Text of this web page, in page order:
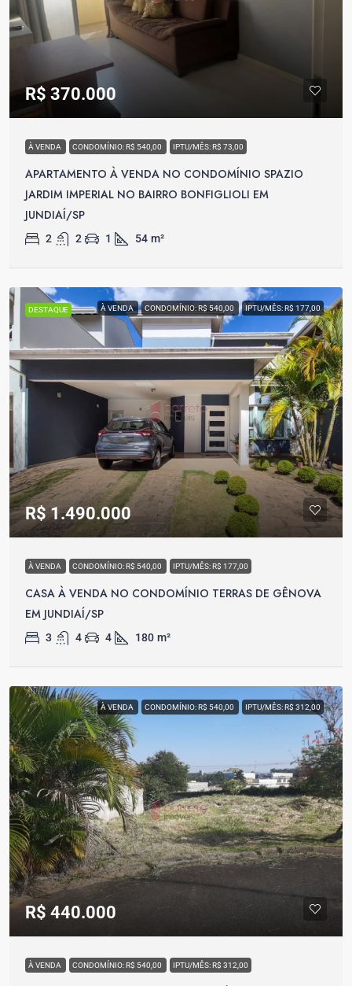
R$ 370.000
À VENDA CONDOMÍNIO: R$ 540,00 IPTU/MÊS: R$ 73,00
APARTAMENTO À VENDA NO CONDOMÍNIO SPAZIO
JARDIM IMPERIAL NO BAIRRO BONFIGLIOLI EM
JUNDIAÍ/SP
2 2 1 54 m²
DESTAQUE À VENDA CONDOMÍNIO: R$ 540,00 IPTU/MÊS: R$ 177,00
R$ 1.490.000
À VENDA CONDOMÍNIO: R$ 540,00 IPTU/MÊS: R$ 177,00
CASA À VENDA NO CONDOMÍNIO TERRAS DE GÊNOVA
EM JUNDIAÍ/SP
3 4 4 180 m²
À VENDA CONDOMÍNIO: R$ 540,00 IPTU/MÊS: R$ 312,00
R$ 440.000
À VENDA CONDOMÍNIO: R$ 540,00 IPTU/MÊS: R$ 312,00